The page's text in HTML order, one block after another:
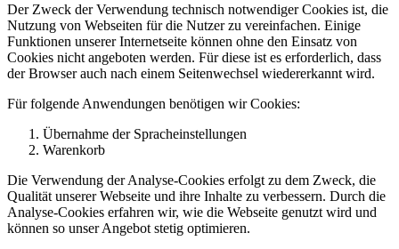
Der Zweck der Verwendung technisch notwendiger Cookies ist, die
Nutzung von Webseiten für die Nutzer zu vereinfachen. Einige
Funktionen unserer Internetseite können ohne den Einsatz von
Cookies nicht angeboten werden. Für diese ist es erforderlich, dass
der Browser auch nach einem Seitenwechsel wiedererkannt wird.
Für folgende Anwendungen benötigen wir Cookies:
Übernahme der Spracheinstellungen
Warenkorb
Die Verwendung der Analyse-Cookies erfolgt zu dem Zweck, die
Qualität unserer Webseite und ihre Inhalte zu verbessern. Durch die
Analyse-Cookies erfahren wir, wie die Webseite genutzt wird und
können so unser Angebot stetig optimieren.